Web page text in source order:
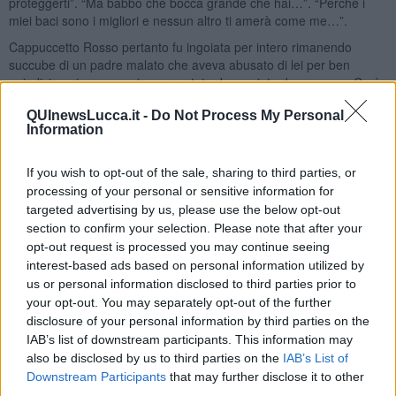
QUInewsLucca.it - Do Not Process My Personal
Information
If you wish to opt-out of the sale, sharing to third parties, or
processing of your personal or sensitive information for
targeted advertising by us, please use the below opt-out
section to confirm your selection. Please note that after your
opt-out request is processed you may continue seeing
interest-based ads based on personal information utilized by
us or personal information disclosed to third parties prior to
your opt-out. You may separately opt-out of the further
disclosure of your personal information by third parties on the
IAB’s list of downstream participants. This information may
also be disclosed by us to third parties on the IAB’s List of
Downstream Participants that may further disclose it to other
miei baci sono i migliori e nessun altro ti amerà come me…”.
Cappuccetto Rosso pertanto fu ingoiata per intero rimanendo
succube di un padre malato che aveva abusato di lei per ben
quindici anni senza mai essere stato denunciato da nessuno. Così
tranquillità senza il benché minimo senso di colpa. Cappuccetto
Rosso oramai grande e autosufficiente viene via dalla casa
un letto a un altro con uomini sbagliati ma non riesce ad amarne
nessuno. Si rende conto di dover affrontare il problema e di farsi
aiutare intraprendendo un percorso psicologico.
A oggi non ha perdonato i suoi genitori poiché non si capacita di
come nemmeno la madre sia stata capace di vedere lo schifo che
aveva sotto gli occhi. Qualche anno fa incontra uno splendido
cacciatore. Se ne innamora perdutamente. L’uomo si accorge di
quanto male abbia fatto il lupo cattivo aCappuccetto Rosso
tutta la sua pazienza, l’ha aiutata a diventare sua moglie e la madre
dei suoi figli. Stanno vivendo, infatti, la loro storia con serenità e
sano amore.
Cappuccetto Rosso è diventata una donna attenta e la sua